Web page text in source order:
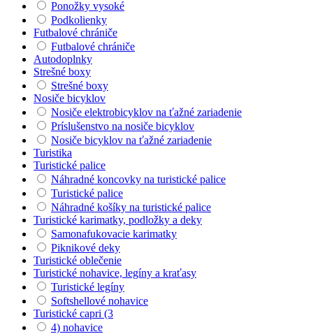
Ponožky vysoké
Podkolienky
Futbalové chrániče
Futbalové chrániče
Autodoplnky
Strešné boxy
Strešné boxy
Nosiče bicyklov
Nosiče elektrobicyklov na ťažné zariadenie
Príslušenstvo na nosiče bicyklov
Nosiče bicyklov na ťažné zariadenie
Turistika
Turistické palice
Náhradné koncovky na turistické palice
Turistické palice
Náhradné košíky na turistické palice
Turistické karimatky, podložky a deky
Samonafukovacie karimatky
Piknikové deky
Turistické oblečenie
Turistické nohavice, legíny a kraťasy
Turistické legíny
Softshellové nohavice
Turistické capri (3
4) nohavice